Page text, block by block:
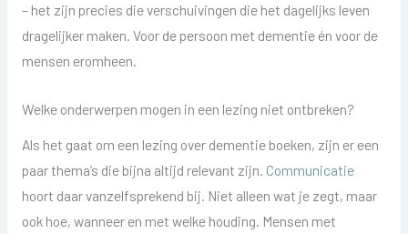
– het zijn precies die verschuivingen die het dagelijks leven
dragelijker maken. Voor de persoon met dementie én voor de
mensen eromheen.
Welke onderwerpen mogen in een lezing niet ontbreken?
Als het gaat om een lezing over dementie boeken, zijn er een
paar thema’s die bijna altijd relevant zijn. Communicatie
hoort daar vanzelfsprekend bij. Niet alleen wat je zegt, maar
ook hoe, wanneer en met welke houding. Mensen met